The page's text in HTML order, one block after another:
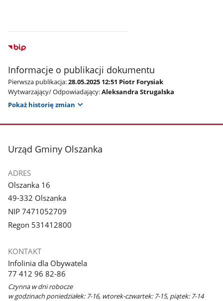
Informacje o publikacji dokumentu
Pierwsza publikacja:28.05.2025 12:51 Piotr Forysiak
Wytwarzający/ Odpowiadający:Aleksandra Strugalska
Pokaż historię zmian
stopka
Urząd Gminy Olszanka
ADRES
Olszanka 16
49-332 Olszanka
NIP 7471052709
Regon 531412800
KONTAKT
Infolinia dla Obywatela
77 412 96 82-86
Czynna w dni robocze
w godzinach poniedziałek: 7-16, wtorek-czwartek: 7-15, piątek: 7-14